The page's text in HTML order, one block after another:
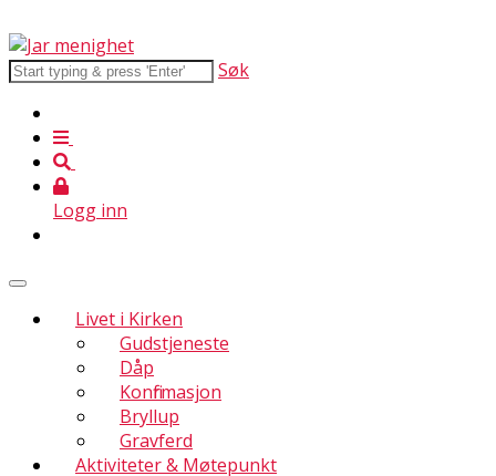
Søk
Logg inn
Livet i Kirken
Gudstjeneste
Dåp
Konfirmasjon
Bryllup
Gravferd
Aktiviteter & Møtepunkt